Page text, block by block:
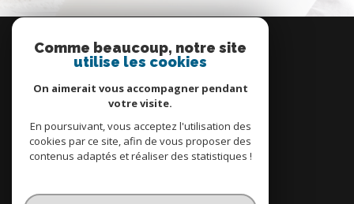
connecter
espace propriétaire
Comme beaucoup, notre site
utilise les cookies
On aimerait vous accompagner pendant
votre visite.
En poursuivant, vous acceptez l'utilisation des
cookies par ce site, afin de vous proposer des
contenus adaptés et réaliser des statistiques !